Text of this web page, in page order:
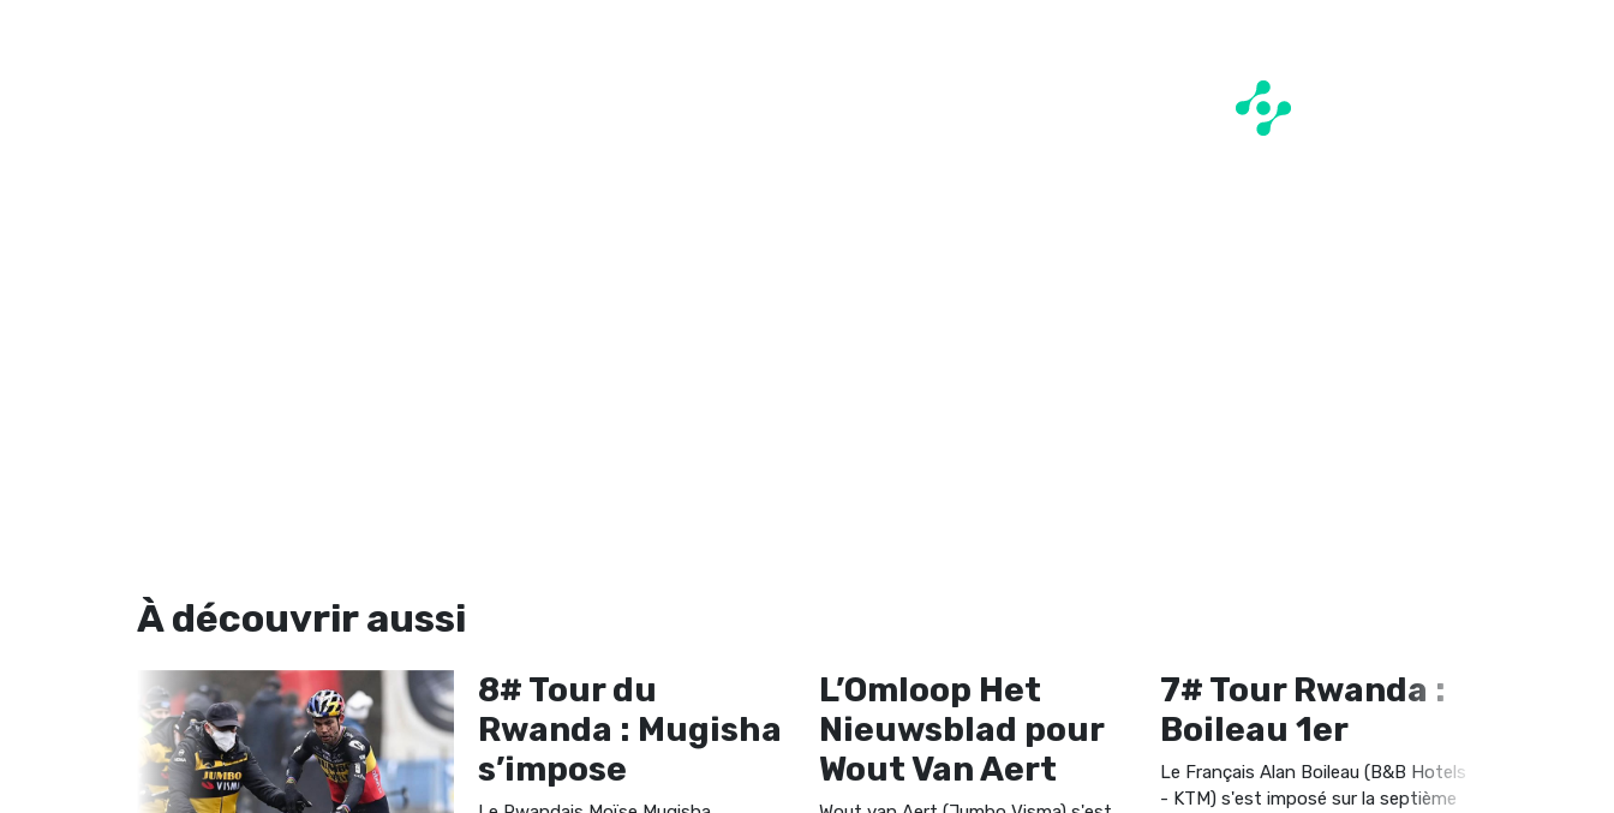
À découvriraussi
8# Tour du
Rwanda : Mugisha
s’impose
L’Omloop Het
Nieuwsblad pour
Wout Van Aert
7# Tour Rwanda :
Boileau 1er
Le Français Alan Boileau (B&B Hotels
- KTM) s'est imposé sur la septième